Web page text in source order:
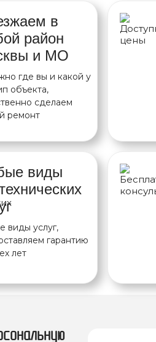
в
район
и МО
где вы и какой у
объекта,
сделаем
ремонт
виды
виды услуг,
гарантию
лет